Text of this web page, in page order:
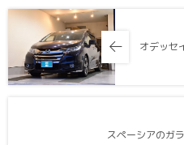
オデッセ
スペーシアのガ